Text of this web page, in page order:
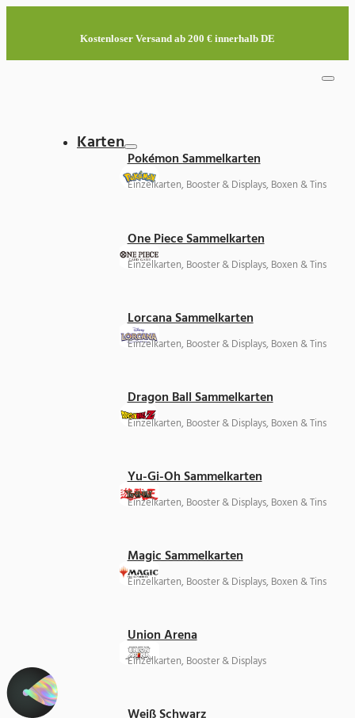
Kostenloser Versand ab 200 € innerhalb DE
Karten
Pokémon Sammelkarten
Einzelkarten, Booster & Displays, Boxen & Tins
One Piece Sammelkarten
Einzelkarten, Booster & Displays, Boxen & Tins
Lorcana Sammelkarten
Einzelkarten, Booster & Displays, Boxen & Tins
Dragon Ball Sammelkarten
Einzelkarten, Booster & Displays, Boxen & Tins
Yu-Gi-Oh Sammelkarten
Einzelkarten, Booster & Displays, Boxen & Tins
Magic Sammelkarten
Einzelkarten, Booster & Displays, Boxen & Tins
Union Arena
Einzelkarten, Booster & Displays